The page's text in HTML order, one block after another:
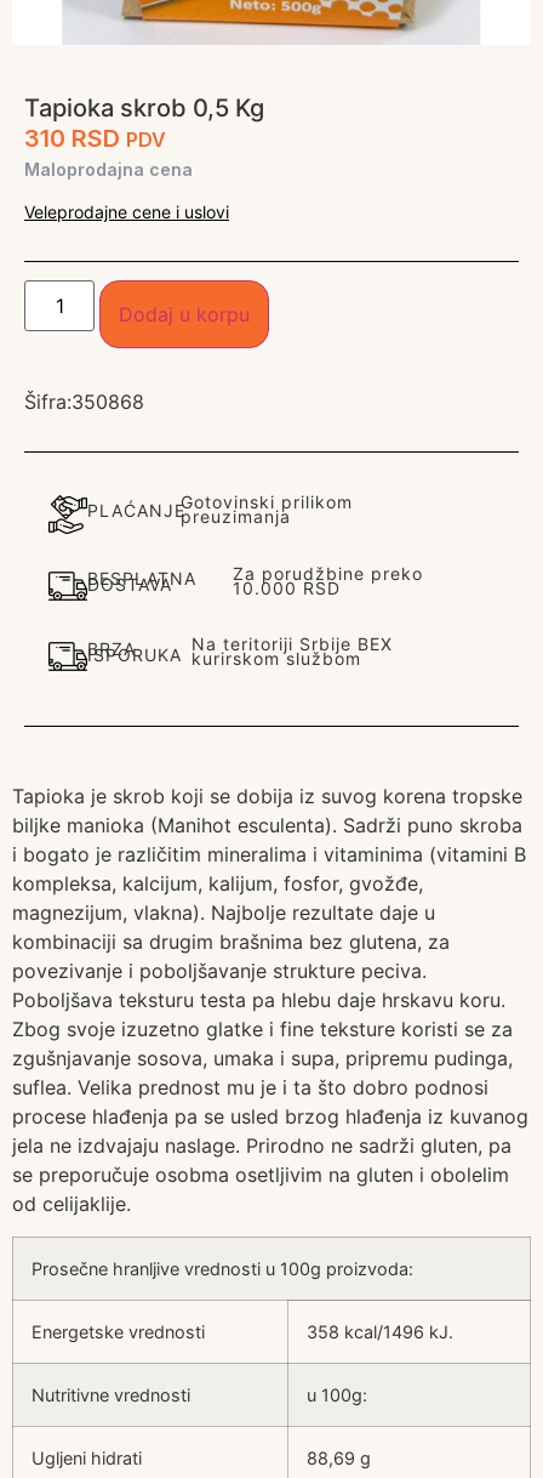
Tapioka skrob 0,5 Kg
310 RSD PDV
Maloprodajna cena
Veleprodajne cene i uslovi
Dodaj u korpu
Šifra:350868
PLAĆANJEGotovinski prilikom
preuzimanja
BESPLATNA
DOSTAVA
Za porudžbine preko
10.000 RSD
BRZA
ISPORUKA
Na teritoriji Srbije BEX
kurirskom službom
Tapioka je skrob koji se dobija iz suvog korena tropske
biljke manioka (Manihot esculenta). Sadrži puno skroba
i bogato je različitim mineralima i vitaminima (vitamini B
kompleksa, kalcijum, kalijum, fosfor, gvožđe,
magnezijum, vlakna). Najbolje rezultate daje u
kombinaciji sa drugim brašnima bez glutena, za
povezivanje i poboljšavanje strukture peciva.
Poboljšava teksturu testa pa hlebu daje hrskavu koru.
Zbog svoje izuzetno glatke i fine teksture koristi se za
zgušnjavanje sosova, umaka i supa, pripremu pudinga,
suflea. Velika prednost mu je i ta što dobro podnosi
procese hlađenja pa se usled brzog hlađenja iz kuvanog
jela ne izdvajaju naslage. Prirodno ne sadrži gluten, pa
se preporučuje osobma osetljivim na gluten i obolelim
od celijaklije.
Prosečne hranljive vrednosti u 100g proizvoda:
Energetske vrednosti 358 kcal/1496 kJ.
Nutritivne vrednosti u 100g:
Ugljeni hidrati 88,69 g